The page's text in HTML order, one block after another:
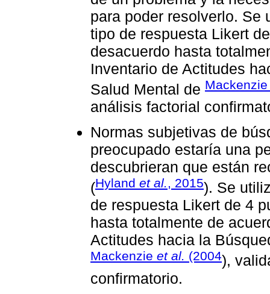
para poder resolverlo. Se
tipo de respuesta Likert
desacuerdo hasta
Inventario de Actitudes
Salud Mental de
análisis factorial
Normas subjetivas de
preocupado estaría una
descubrieran que están
(Hyland et al., 2015). Se
de respuesta Likert de 4
hasta totalmente de
Actitudes hacia la
Mackenzie et al. (2004),
confirmatorio.